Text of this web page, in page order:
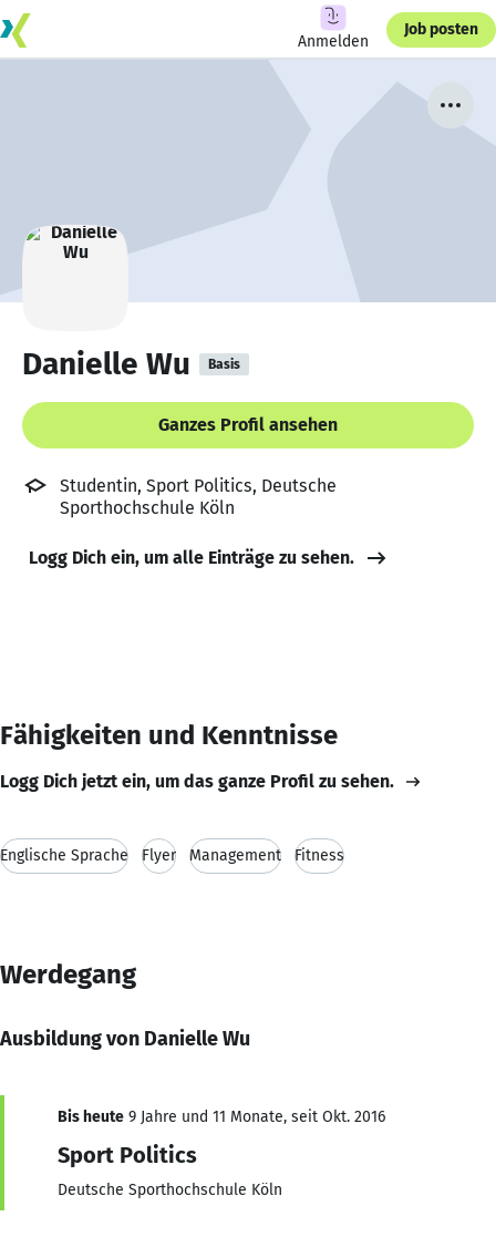
Anmelden
Job posten
Danielle Wu Basis
Ganzes Profil ansehen
Studentin, Sport Politics, Deutsche
Sporthochschule Köln
Logg Dich ein, um alle Einträge zu sehen.
Fähigkeiten und Kenntnisse
Logg Dich jetzt ein, um das ganze Profil zu sehen.
Englische Sprache Flyer Management Fitness
Werdegang
Ausbildung von Danielle Wu
Bis heute 9 Jahre und 11 Monate, seit Okt. 2016
Sport Politics
Deutsche Sporthochschule Köln